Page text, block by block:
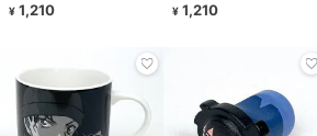
¥ 1,210
¥ 1,210